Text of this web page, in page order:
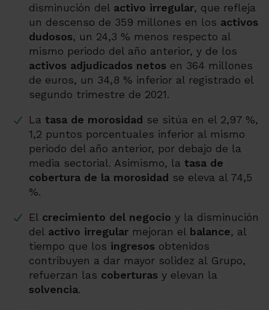
disminución del activo irregular, que refleja
un descenso de 359 millones en los activos
dudosos, un 24,3 % menos respecto al
mismo periodo del año anterior, y de los
activos adjudicados netos en 364 millones
de euros, un 34,8 % inferior al registrado el
segundo trimestre de 2021.
La tasa de morosidad se sitúa en el 2,97 %,
1,2 puntos porcentuales inferior al mismo
periodo del año anterior, por debajo de la
media sectorial. Asimismo, la tasa de
cobertura de la morosidad se eleva al 74,5
%.
El crecimiento del negocio y la disminución
del activo irregular mejoran el balance, al
tiempo que los ingresos obtenidos
contribuyen a dar mayor solidez al Grupo,
refuerzan las coberturas y elevan la
solvencia.